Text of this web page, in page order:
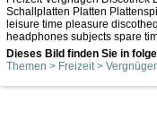
Schallplatten Platten
leisure time pleasure
headphones subjects spare
Dieses Bild finden Sie in
Themen > Freizeit >